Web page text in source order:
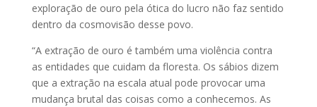
exploração de ouro pela ótica do lucro não faz sentido
dentro da cosmovisão desse povo.
“A extração de ouro é também uma violência contra
as entidades que cuidam da floresta. Os sábios dizem
que a extração na escala atual pode provocar uma
mudança brutal das coisas como a conhecemos. As